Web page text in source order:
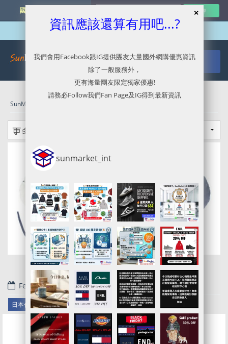
國外網購最新資訊
SunMarket 代購．代運．代寄
February 10, 2022
日本代運 .
資訊應該還算有用吧...?
我們會用Facebook跟IG提供團友大量國外網購優惠資訊
除了一般服務外，
更有海量團友限定獨家優惠!
請務必Follow我們Fan Page及IG得到最新資訊
sunmarket_int